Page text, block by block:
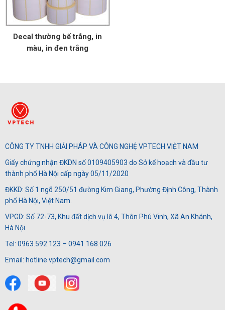
Decal thường bế trắng, in
màu, in đen trắng
CÔNG TY TNHH GIẢI PHÁP VÀ CÔNG NGHỆ VPTECH VIỆT NAM
Giấy chứng nhận ĐKDN số 0109405903 do Sở kế hoạch và đầu tư
thành phố Hà Nội cấp ngày 05/11/2020
ĐKKD: Số 1 ngõ 250/51 đường Kim Giang, Phường Định Công, Thành
phố Hà Nội, Việt Nam.
VPGD: Số 72-73, Khu đất dịch vụ lô 4, Thôn Phú Vinh, Xã An Khánh,
Hà Nội.
Tel: 0963.592.123 – 0941.168.026
Email: hotline.vptech@gmail.com